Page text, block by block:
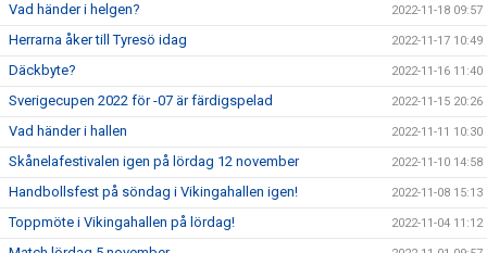
Vad händer i helgen? 2022-11-18 09:57
Herrarna åker till Tyresö idag 2022-11-17 10:49
Däckbyte? 2022-11-16 11:40
Sverigecupen 2022 för -07 är färdigspelad 2022-11-15 20:26
Vad händer i hallen 2022-11-11 10:30
Skånelafestivalen igen på lördag 12 november 2022-11-10 14:58
Handbollsfest på söndag i Vikingahallen igen! 2022-11-08 15:13
Toppmöte i Vikingahallen på lördag! 2022-11-04 11:12